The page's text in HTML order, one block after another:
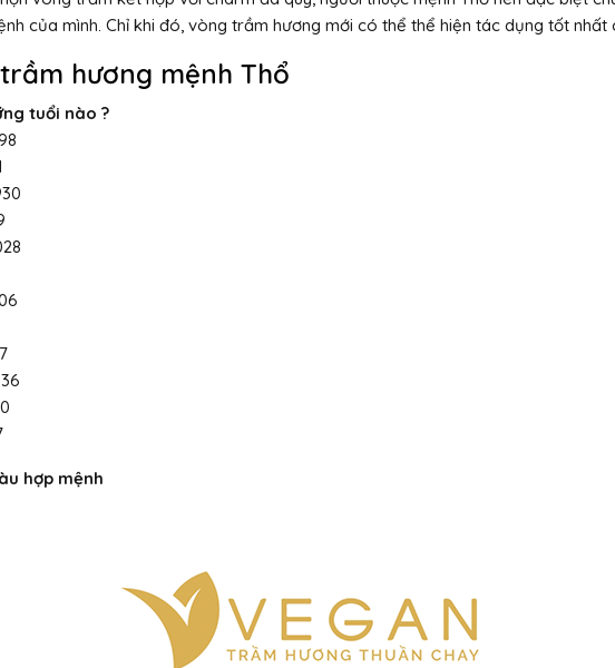
của mình. Chỉ khi đó, vòng trầm hương mới có thể thể hiện tác dụng tốt nhất
hương mệnh Thổ
tuổi nào ?
hợp mệnh